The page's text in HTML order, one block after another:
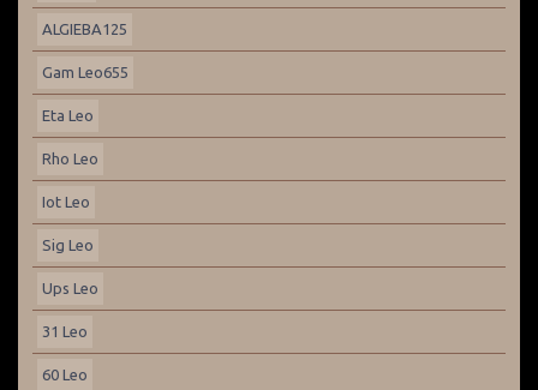
ALGIEBA125
Gam Leo655
Eta Leo
Rho Leo
Iot Leo
Sig Leo
Ups Leo
31 Leo
60 Leo